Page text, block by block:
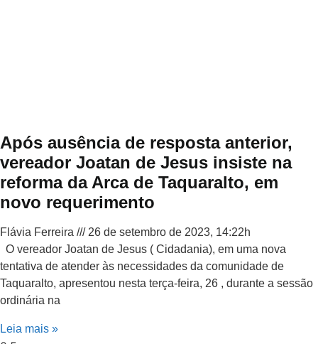
Após ausência de resposta anterior,
vereador Joatan de Jesus insiste na
reforma da Arca de Taquaralto, em
novo requerimento
Flávia Ferreira
26 de setembro de 2023, 14:22h
O vereador Joatan de Jesus ( Cidadania), em uma nova
tentativa de atender às necessidades da comunidade de
Taquaralto, apresentou nesta terça-feira, 26 , durante a sessão
ordinária na
Leia mais »